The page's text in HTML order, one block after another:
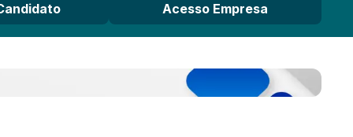
Acesso Empresa